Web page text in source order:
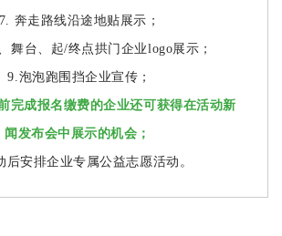
7. 奔走路线沿途地贴展示；
舞台、起/终点拱门企业logo展示；
9.泡泡跑围挡企业宣传；
完成报名缴费的企业还可获得在活动新
闻发布会中展示的机会；
后安排企业专属公益志愿活动。